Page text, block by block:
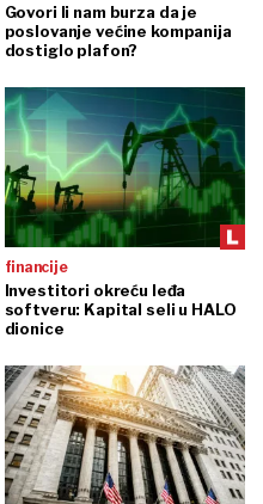
Govori li nam burza da je
poslovanje većine kompanija
dostiglo plafon?
financije
Investitori okreću leđa
softveru: Kapital seli u HALO
dionice